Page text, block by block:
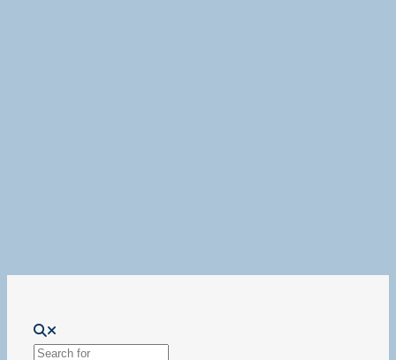
Search for